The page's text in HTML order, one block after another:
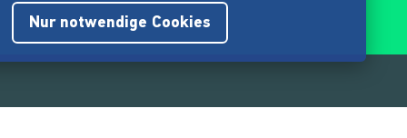
Nur notwendige Cookies